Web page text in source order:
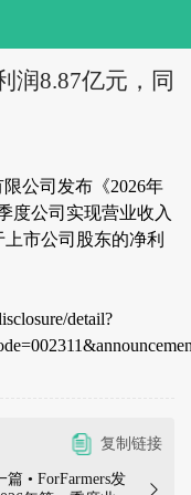
润8.87亿元，同
公司发布《2026年
度公司实现营业收入
市公司股东的净利
detail?
复制链接
篇 • ForFarmers发
